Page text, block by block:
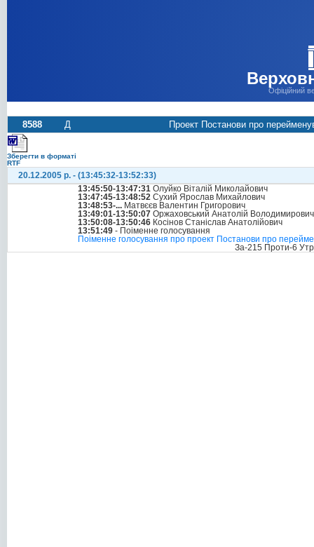
Офіційний
8588 Д Проект Постанови про
Зберегти в форматі
RTF
20.12.2005 р. - (13:45:32-13:52:33)
13:45:50-13:47:31 Олуйко Віталій Миколайович
13:47:45-13:48:52 Сухий Ярослав Михайлович
13:48:53-... Матвєєв Валентин Григорович
13:49:01-13:50:07 Оржаховський Анатолій Володимирович
13:50:08-13:50:46 Косінов Станіслав Анатолійович
13:51:49 - Поіменне голосування
Поіменне голосування про проект Постанови про
За-215 Проти-6